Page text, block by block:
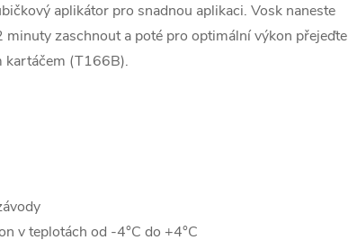
aplikátor pro snadnou aplikaci. Vosk naneste
minuty zaschnout a poté pro optimální výkon přejeďte
kartáčem (T166B).
v teplotách od -4°C do +4°C